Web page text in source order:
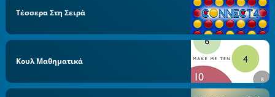
Τέσσερα Στη Σειρά
Κουλ Μαθηματικά